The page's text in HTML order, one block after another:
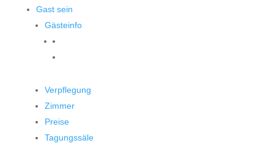
Gast sein
Gästeinfo
Verpflegung
Zimmer
Preise
Tagungssäle